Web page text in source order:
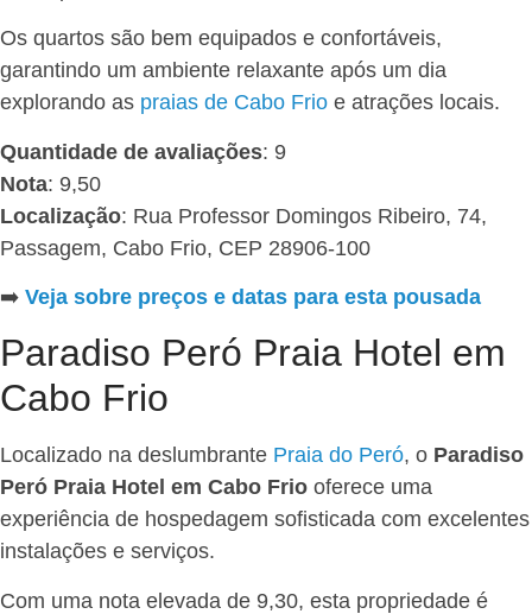
Os quartos são bem equipados e confortáveis,
garantindo um ambiente relaxante após um dia
explorando as praias de Cabo Frio e atrações locais.
Quantidade de avaliações: 9
Nota: 9,50
Localização: Rua Professor Domingos Ribeiro, 74,
Passagem, Cabo Frio, CEP 28906-100
➡️ Veja sobre preços e datas para esta pousada
Paradiso Peró Praia Hotel em
Cabo Frio
Localizado na deslumbrante Praia do Peró, o Paradiso
Peró Praia Hotel em Cabo Frio oferece uma
experiência de hospedagem sofisticada com excelentes
instalações e serviços.
Com uma nota elevada de 9,30, esta propriedade é